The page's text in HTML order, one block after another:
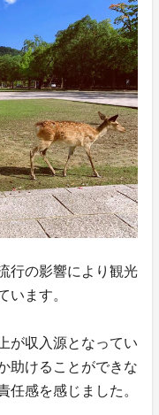
行の影響により観光
います。
が収入源となってい
助けることができな
任感を感じました。